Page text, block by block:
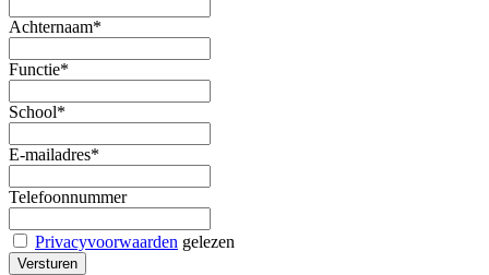
Achternaam*
Functie*
School*
E-mailadres*
Telefoonnummer
Privacyvoorwaarden gelezen